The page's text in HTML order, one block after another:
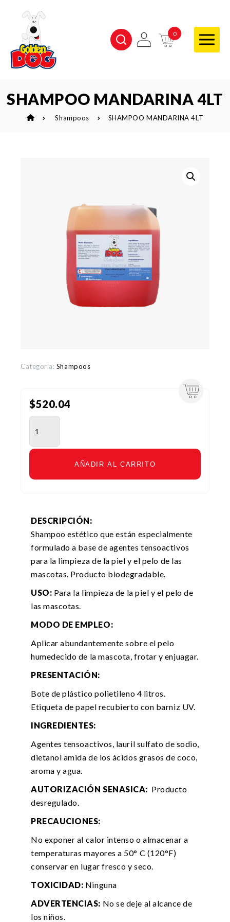
0
SHAMPOO MANDARINA 4LT
Shampoos SHAMPOO MANDARINA 4LT
Categoría: Shampoos
DESCRIPCIÓN:
Shampoo estético que están especialmente
formulado a base de agentes tensoactivos
para la limpieza de la piel y el pelo de las
mascotas. Producto biodegradable.
USO: Para la limpieza de la piel y el pelo de
las mascotas.
MODO DE EMPLEO:
Aplicar abundantemente sobre el pelo
humedecido de la mascota, frotar y enjuagar.
PRESENTACIÓN:
Bote de plástico polietileno 4 litros.
Etiqueta de papel recubierto con barniz UV.
INGREDIENTES:
Agentes tensoactivos, lauril sulfato de sodio,
dietanol amida de los ácidos grasos de coco,
aroma y agua.
AUTORIZACIÓN SENASICA: Producto
desregulado.
PRECAUCIONES:
No exponer al calor intenso o almacenar a
temperaturas mayores a 50° C (120°F)
conservar en lugar fresco y seco.
TOXICIDAD: Ninguna
ADVERTENCIAS: No se deje al alcance de
los niños.
$520.04
SHAMPOO MANDARINA 4LT cantidad
AÑADIR AL CARRITO